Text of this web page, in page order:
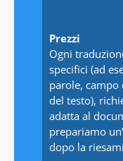
Prezzi
Ogni
specifici (ad
parole,
del testo),
adatta al
prepariamo
dopo la